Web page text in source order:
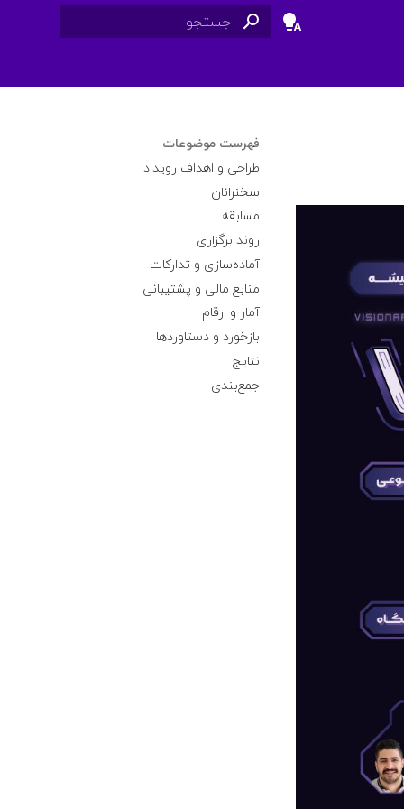
فهرست موضوعات
طراحی و اهداف رویداد
سخنرانان
مسابقه
روند برگزاری
آماده‌سازی و تدارکات
منابع مالی و پشتیبانی
آمار و ارقام
بازخورد و دستاوردها
نتایج
جمع‌بندی